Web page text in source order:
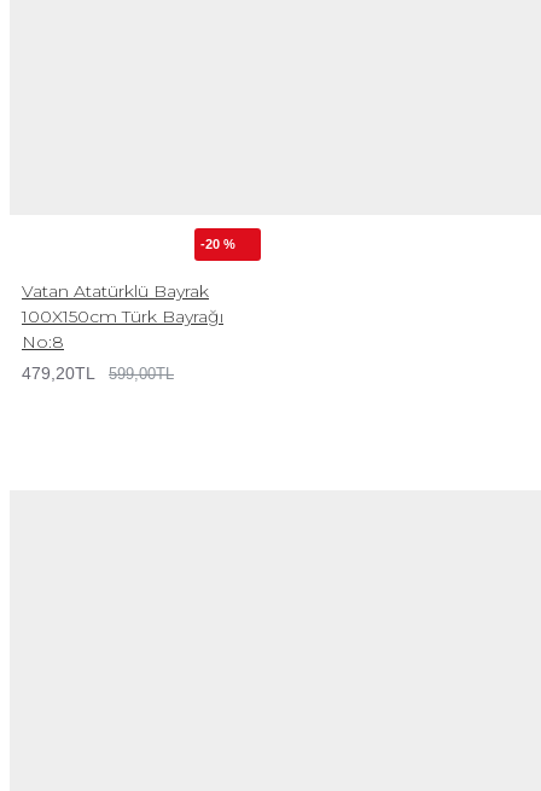
-20 %
Vatan Atatürklü Bayrak
100X150cm Türk Bayrağı
No:8
479,20TL 599,00TL